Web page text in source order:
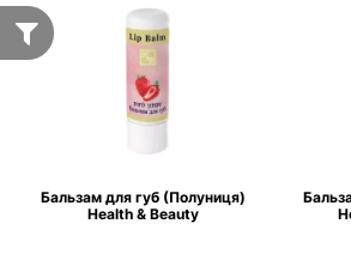
Бальзам для губ (Полуниця)
Health & Beauty